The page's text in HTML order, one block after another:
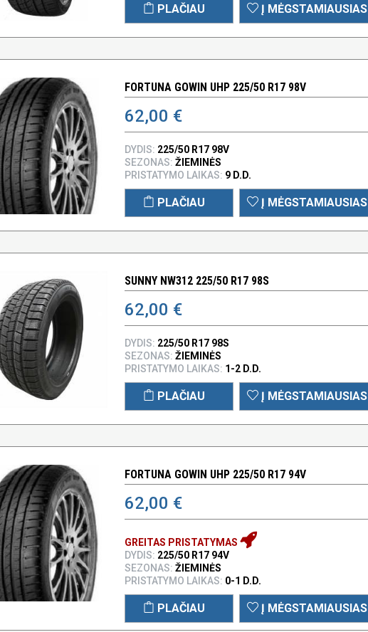
PLAČIAU Į MĖGSTAMIAUSIAS
FORTUNA GOWIN UHP 225/50 R17 98V
62,00 €
DYDIS: 225/50 R17 98V
SEZONAS: ŽIEMINĖS
PRISTATYMO LAIKAS: 9 D.D.
PLAČIAU Į MĖGSTAMIAUSIAS
SUNNY NW312 225/50 R17 98S
62,00 €
DYDIS: 225/50 R17 98S
SEZONAS: ŽIEMINĖS
PRISTATYMO LAIKAS: 1-2 D.D.
PLAČIAU Į MĖGSTAMIAUSIAS
FORTUNA GOWIN UHP 225/50 R17 94V
62,00 €
GREITAS PRISTATYMAS
DYDIS: 225/50 R17 94V
SEZONAS: ŽIEMINĖS
PRISTATYMO LAIKAS: 0-1 D.D.
PLAČIAU Į MĖGSTAMIAUSIAS